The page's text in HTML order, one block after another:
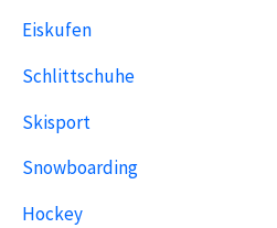
Eiskufen
Schlittschuhe
Skisport
Snowboarding
Hockey